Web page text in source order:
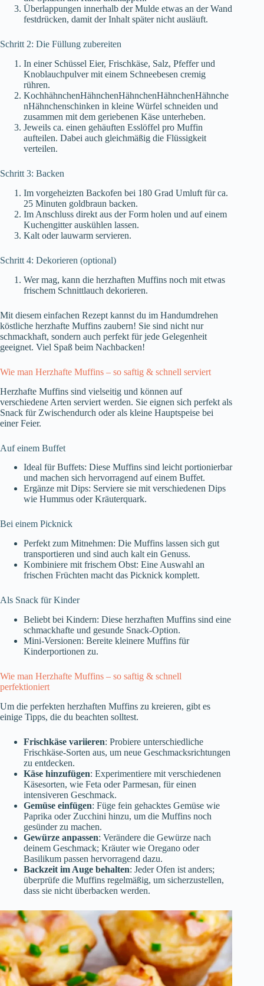
Überlappungen innerhalb der Mulde etwas an der Wand
festdrücken, damit der Inhalt später nicht ausläuft.
Schritt 2: Die Füllung zubereiten
In einer Schüssel Eier, Frischkäse, Salz, Pfeffer und
Knoblauchpulver mit einem Schneebesen cremig
rühren.
KochhähnchenHähnchenHähnchenHähnchenHähnche
nHähnchenschinken in kleine Würfel schneiden und
zusammen mit dem geriebenen Käse unterheben.
Jeweils ca. einen gehäuften Esslöffel pro Muffin
aufteilen. Dabei auch gleichmäßig die Flüssigkeit
verteilen.
Schritt 3: Backen
Im vorgeheizten Backofen bei 180 Grad Umluft für ca.
25 Minuten goldbraun backen.
Im Anschluss direkt aus der Form holen und auf einem
Kuchengitter auskühlen lassen.
Kalt oder lauwarm servieren.
Schritt 4: Dekorieren (optional)
Wer mag, kann die herzhaften Muffins noch mit etwas
frischem Schnittlauch dekorieren.
Mit diesem einfachen Rezept kannst du im Handumdrehen
köstliche herzhafte Muffins zaubern! Sie sind nicht nur
schmackhaft, sondern auch perfekt für jede Gelegenheit
geeignet. Viel Spaß beim Nachbacken!
Wie man Herzhafte Muffins – so saftig & schnell serviert
Herzhafte Muffins sind vielseitig und können auf
verschiedene Arten serviert werden. Sie eignen sich perfekt als
Snack für Zwischendurch oder als kleine Hauptspeise bei
einer Feier.
Auf einem Buffet
Ideal für Buffets: Diese Muffins sind leicht portionierbar
und machen sich hervorragend auf einem Buffet.
Ergänze mit Dips: Serviere sie mit verschiedenen Dips
wie Hummus oder Kräuterquark.
Bei einem Picknick
Perfekt zum Mitnehmen: Die Muffins lassen sich gut
transportieren und sind auch kalt ein Genuss.
Kombiniere mit frischem Obst: Eine Auswahl an
frischen Früchten macht das Picknick komplett.
Als Snack für Kinder
Beliebt bei Kindern: Diese herzhaften Muffins sind eine
schmackhafte und gesunde Snack-Option.
Mini-Versionen: Bereite kleinere Muffins für
Kinderportionen zu.
Wie man Herzhafte Muffins – so saftig & schnell
perfektioniert
Um die perfekten herzhaften Muffins zu kreieren, gibt es
einige Tipps, die du beachten solltest.
Frischkäse variieren: Probiere unterschiedliche
Frischkäse-Sorten aus, um neue Geschmacksrichtungen
zu entdecken.
Käse hinzufügen: Experimentiere mit verschiedenen
Käsesorten, wie Feta oder Parmesan, für einen
intensiveren Geschmack.
Gemüse einfügen: Füge fein gehacktes Gemüse wie
Paprika oder Zucchini hinzu, um die Muffins noch
gesünder zu machen.
Gewürze anpassen: Verändere die Gewürze nach
deinem Geschmack; Kräuter wie Oregano oder
Basilikum passen hervorragend dazu.
Backzeit im Auge behalten: Jeder Ofen ist anders;
überprüfe die Muffins regelmäßig, um sicherzustellen,
dass sie nicht überbacken werden.